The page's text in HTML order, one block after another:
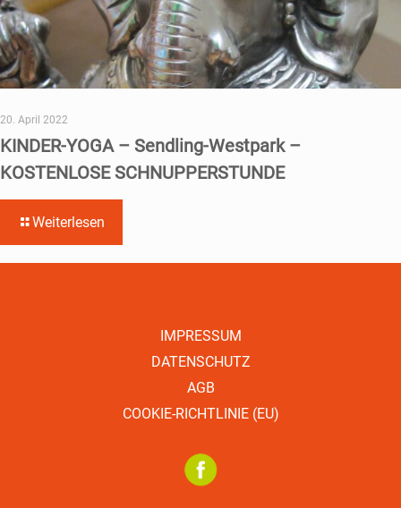
20. April 2022
KINDER-YOGA – Sendling-Westpark –
KOSTENLOSE SCHNUPPERSTUNDE
Weiterlesen
IMPRESSUM
DATENSCHUTZ
AGB
COOKIE-RICHTLINIE (EU)